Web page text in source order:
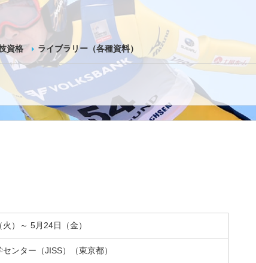
資格 ライブラリー（各種資料）
）～ 5月24日（金）
ンター（JISS）（東京都）